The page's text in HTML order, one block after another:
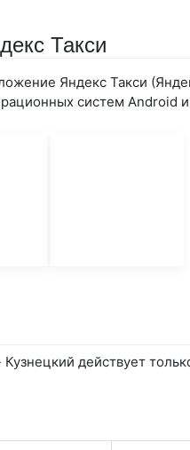
Такси
Яндекс Такси
систем Android
действует